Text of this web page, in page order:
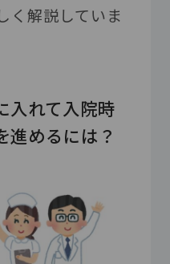
く解説していま
入れて入院時
進めるには？